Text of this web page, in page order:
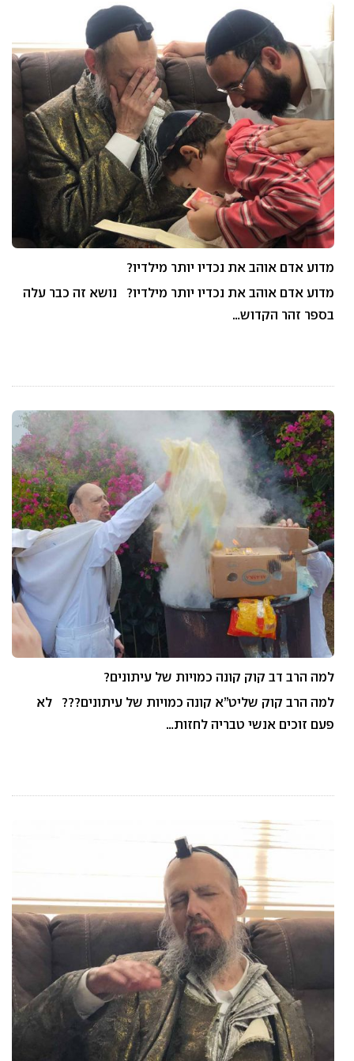
מדוע אדם אוהב את נכדיו יותר מילדיו?
מדוע אדם אוהב את נכדיו יותר מילדיו? נושא זה כבר עלה
בספר זהר הקדוש…
למה הרב דב קוק קונה כמויות של עיתונים?
למה הרב קוק שליט”א קונה כמויות של עיתונים??? לא
פעם זוכים אנשי טבריה לחזות…